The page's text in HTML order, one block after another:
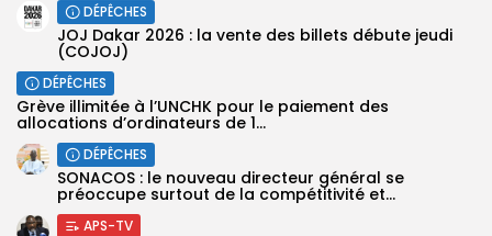
DÉPÊCHES
JOJ Dakar 2026 : la vente des billets débute jeudi
(COJOJ) ‎
DÉPÊCHES
Grève illimitée à l’UNCHK pour le paiement des
allocations d’ordinateurs de 1...
DÉPÊCHES
SONACOS : le nouveau directeur général se
préoccupe surtout de la compétitivité et...
APS-TV